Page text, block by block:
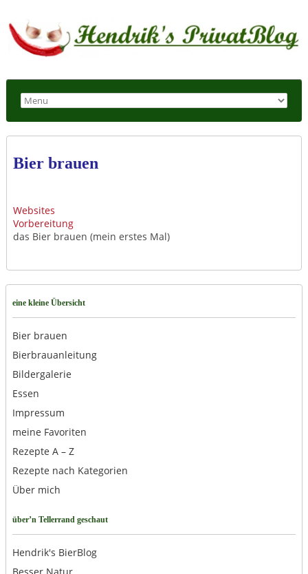
Bier brauen
Websites
Vorbereitung
das Bier brauen (mein erstes Mal)
eine kleine Übersicht
Bier brauen
Bierbrauanleitung
Bildergalerie
Essen
Impressum
meine Favoriten
Rezepte A – Z
Rezepte nach Kategorien
Über mich
über’n Tellerrand geschaut
Hendrik's BierBlog
Besser Natur